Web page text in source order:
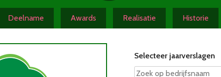
Deelname Awards Realisatie Historie
Selecteer jaarverslagen